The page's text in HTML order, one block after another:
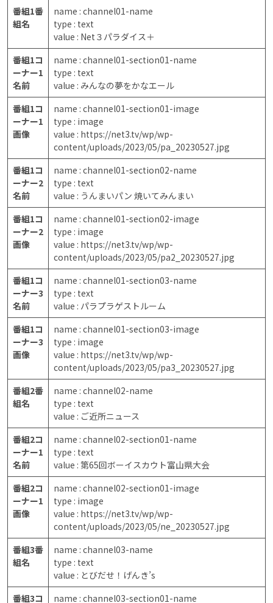
番組1番
組名
name : channel01-name
type : text
value : Net３パラダイス＋
番組1コ
ーナー1
名前
name : channel01-section01-name
type : text
value : みんなの夢をかなエール
番組1コ
ーナー1
画像
name : channel01-section01-image
type : image
value : https://net3.tv/wp/wp-
content/uploads/2023/05/pa_20230527.jpg
番組1コ
ーナー2
名前
name : channel01-section02-name
type : text
value : うんまいパン 焼いてみんまい
番組1コ
ーナー2
画像
name : channel01-section02-image
type : image
value : https://net3.tv/wp/wp-
content/uploads/2023/05/pa2_20230527.jpg
番組1コ
ーナー3
名前
name : channel01-section03-name
type : text
value : パラプラゲストルーム
番組1コ
ーナー3
画像
name : channel01-section03-image
type : image
value : https://net3.tv/wp/wp-
content/uploads/2023/05/pa3_20230527.jpg
番組2番
組名
name : channel02-name
type : text
value : ご近所ニュース
番組2コ
ーナー1
名前
name : channel02-section01-name
type : text
value : 第65回ボーイスカウト富山県大会
番組2コ
ーナー1
画像
name : channel02-section01-image
type : image
value : https://net3.tv/wp/wp-
content/uploads/2023/05/ne_20230527.jpg
番組3番
組名
name : channel03-name
type : text
value : とびだせ！げんき’s
番組3コ
name : channel03-section01-name